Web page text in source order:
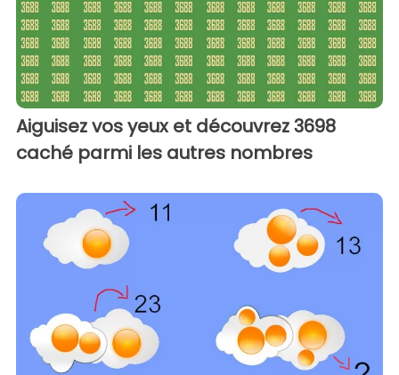
Aiguisez vos yeux et découvrez 3698
caché parmi les autres nombres